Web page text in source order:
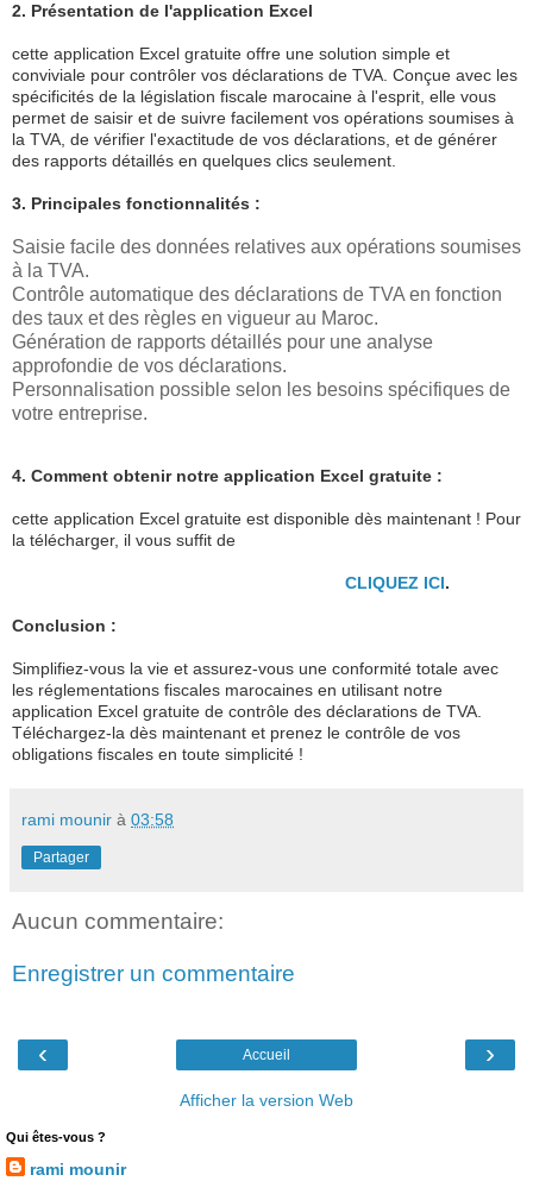
2. Présentation de l'application Excel
cette application Excel gratuite offre une solution simple et
conviviale pour contrôler vos déclarations de TVA. Conçue avec les
spécificités de la législation fiscale marocaine à l'esprit, elle vous
permet de saisir et de suivre facilement vos opérations soumises à
la TVA, de vérifier l'exactitude de vos déclarations, et de générer
des rapports détaillés en quelques clics seulement.
3. Principales fonctionnalités :
Saisie facile des données relatives aux opérations soumises
à la TVA.
Contrôle automatique des déclarations de TVA en fonction
des taux et des règles en vigueur au Maroc.
Génération de rapports détaillés pour une analyse
approfondie de vos déclarations.
Personnalisation possible selon les besoins spécifiques de
votre entreprise.
4. Comment obtenir notre application Excel gratuite :
cette application Excel gratuite est disponible dès maintenant ! Pour
la télécharger, il vous suffit de
CLIQUEZ ICI.
Conclusion :
Simplifiez-vous la vie et assurez-vous une conformité totale avec
les réglementations fiscales marocaines en utilisant notre
application Excel gratuite de contrôle des déclarations de TVA.
Téléchargez-la dès maintenant et prenez le contrôle de vos
obligations fiscales en toute simplicité !
rami mounir à 03:58
Partager
Aucun commentaire:
Enregistrer un commentaire
‹ ›
Accueil
Afficher la version Web
Qui êtes-vous ?
rami mounir